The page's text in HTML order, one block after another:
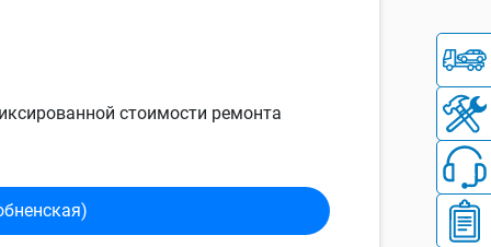
стоимости ремонта